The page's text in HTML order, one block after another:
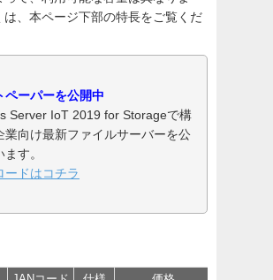
は、本ページ下部の特長をご覧くだ
ペーパーを公開中
Server IoT 2019 for Storageで構
業向け最新ファイルサーバーを公
す。
ードはコチラ